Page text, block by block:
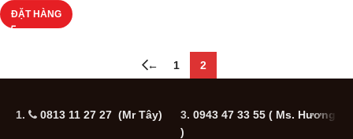
ĐẶT HÀNG
← 1 2
1. 0813 11 27 27 (Mr Tây) 3. 0943 47 33 55 ( Ms. Hương
)